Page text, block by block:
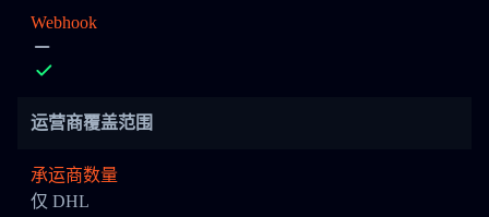
Webhook
运营商覆盖范围
承运商数量
仅 DHL